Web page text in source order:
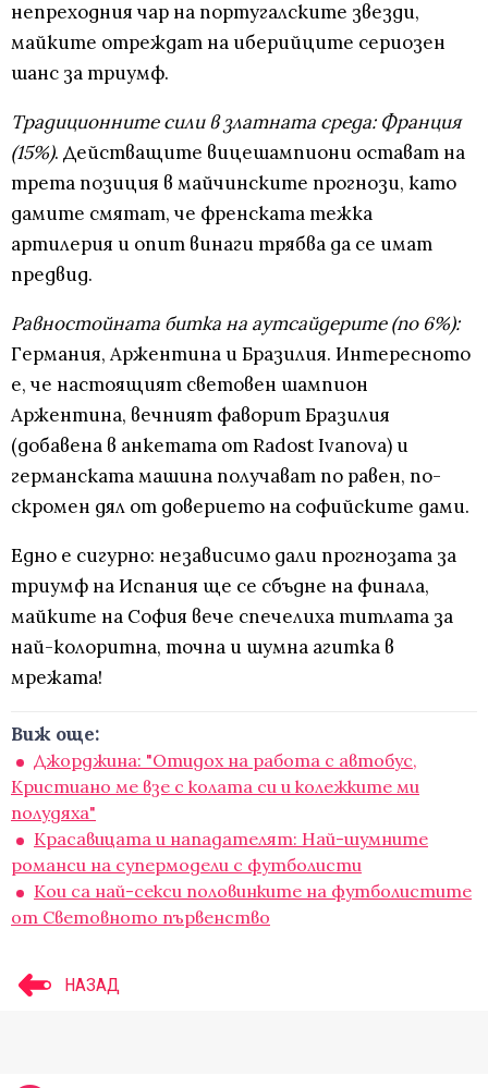
непреходния чар на португалските звезди,
майките отреждат на иберийците сериозен
шанс за триумф.
Традиционните сили в златната среда: Франция
(15%). Действащите вицешампиони остават на
трета позиция в майчинските прогнози, като
дамите смятат, че френската тежка
артилерия и опит винаги трябва да се имат
предвид.
Равностойната битка на аутсайдерите (по 6%):
Германия, Аржентина и Бразилия. Интересното
е, че настоящият световен шампион
Аржентина, вечният фаворит Бразилия
(добавена в анкетата от Radost Ivanova) и
германската машина получават по равен, по-
скромен дял от доверието на софийските дами.
Едно е сигурно: независимо дали прогнозата за
триумф на Испания ще се сбъдне на финала,
майките на София вече спечелиха титлата за
най-колоритна, точна и шумна агитка в
мрежата!
Виж още:
Джорджина: "Отидох на работа с автобус,
Кристиано ме взе с колата си и колежките ми
полудяха"
Красавицата и нападателят: Най-шумните
романси на супермодели с футболисти
Кои са най-секси половинките на футболистите
от Световното първенство
НАЗАД